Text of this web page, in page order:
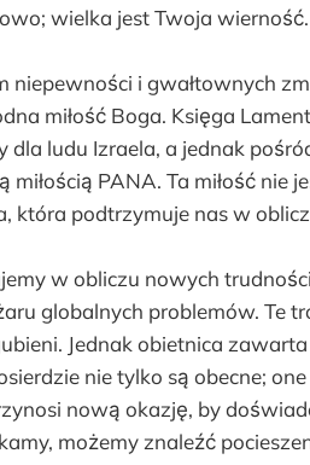
wielka jest Twoja
niepewności i gwałtownych
miłość Boga. Księga
dla ludu Izraela, a jednak
miłością PANA. Ta miłość nie
która podtrzymuje nas w
w obliczu nowych
globalnych problemów. Te
Jednak obietnica
nie tylko są obecne;
nową okazję, by
możemy znaleźć